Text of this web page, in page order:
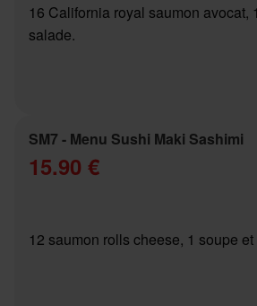
16 California royal saumon avocat,
salade.
SM7 - Menu Sushi Maki Sashimi
15.90 €
12 saumon rolls cheese, 1 soupe